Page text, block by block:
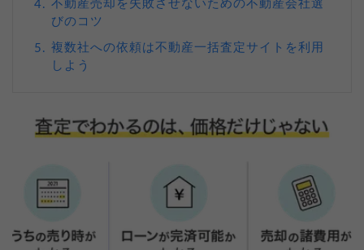
4. 不動産売却を失敗させないための不動産会社選
びのコツ
5. 複数社への依頼は不動産一括査定サイトを利用
しよう